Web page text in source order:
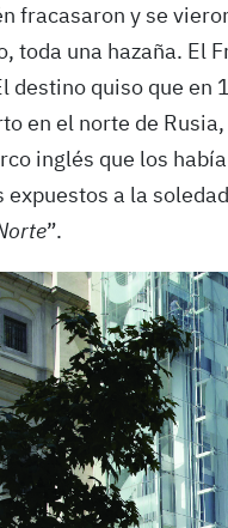
fracasaron y se
toda una hazaña. El
destino quiso que en
en el norte de
inglés que los
expuestos a la
”.